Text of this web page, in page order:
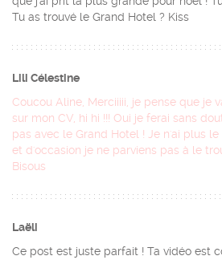
Tu as trouvé le Grand Hotel ? Kiss
Lili Célestine
Coucou Aline, Merciiiii, je pense que je
sur mon CV, hi hi !!! Oui je ferai sans
pas avec le Grand Hotel ! Je n'ai plus
et d'occasion je ne parviens pas à le
Bisous
Laëli
Ce post est juste parfait ! Ta vidéo est